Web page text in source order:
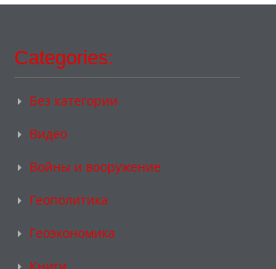
Categories:
Без категории
Видео
Войны и вооружение
Геополитика
Геоэкономика